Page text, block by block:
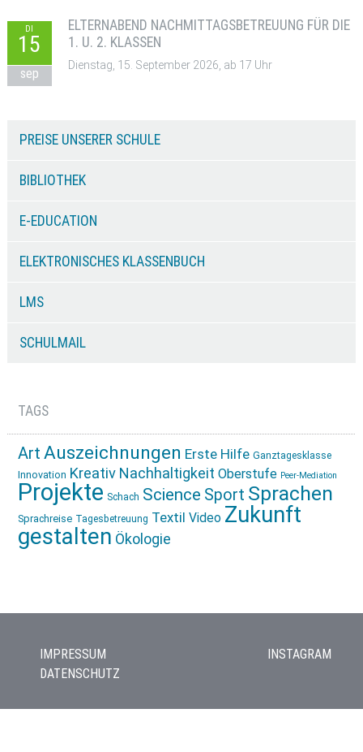
DI
15
sep
ELTERNABEND NACHMITTAGSBETREUUNG FÜR DIE
1. U. 2. KLASSEN
Dienstag, 15. September 2026, ab 17 Uhr
PREISE UNSERER SCHULE
BIBLIOTHEK
E-EDUCATION
ELEKTRONISCHES KLASSENBUCH
LMS
SCHULMAIL
TAGS
Art Auszeichnungen Erste Hilfe Ganztagesklasse
Innovation Kreativ Nachhaltigkeit Oberstufe Peer-Mediation
Projekte Schach Science Sport Sprachen
Sprachreise Tagesbetreuung Textil Video Zukunft
gestalten Ökologie
IMPRESSUM
DATENSCHUTZ
INSTAGRAM